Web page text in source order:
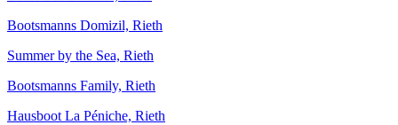
Bootsmanns Domizil, Rieth
Summer by the Sea, Rieth
Bootsmanns Family, Rieth
Hausboot La Péniche, Rieth